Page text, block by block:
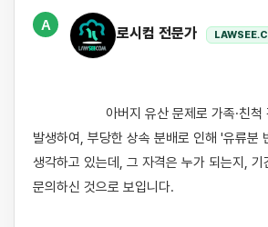
A
로시컴 전문가
발생하여, 부당한 상속 분배로 인해 '유류분
생각하고 있는데, 그 자격은 누가 되는지, 기
문의하신 것으로 보입니다.